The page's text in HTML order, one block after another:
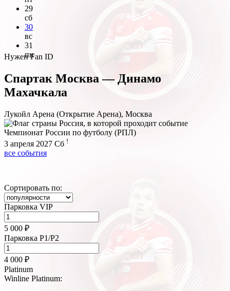
29
сб
30
вс
31
пн
Нужен Fan ID
Спартак Москва — Динамо
Махачкала
Лукойл Арена (Открытие Арена), Москва
Чемпионат России по футболу (РПЛ)
3 апреля 2027 Сб !
все события
Сортировать по:
Парковка VIP
5 000 ₽
Парковка P1/P2
4 000 ₽
Platinum
Winline Platinum: